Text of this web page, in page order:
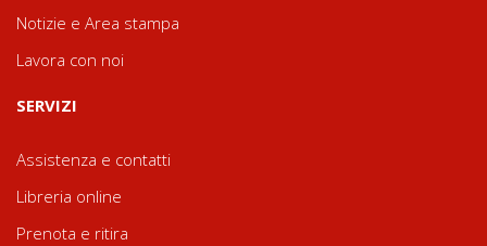
Notizie e Area stampa
Lavora con noi
SERVIZI
Assistenza e contatti
Libreria online
Prenota e ritira